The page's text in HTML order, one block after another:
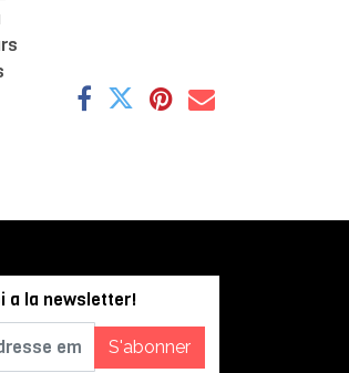
a la newsletter!
S'abonner